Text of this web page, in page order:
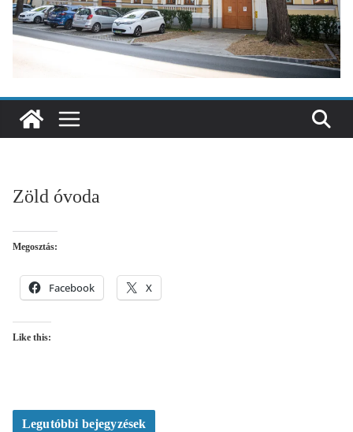
Zöld óvoda
Megosztás:
Facebook X
Like this:
Legutóbbi bejegyzések